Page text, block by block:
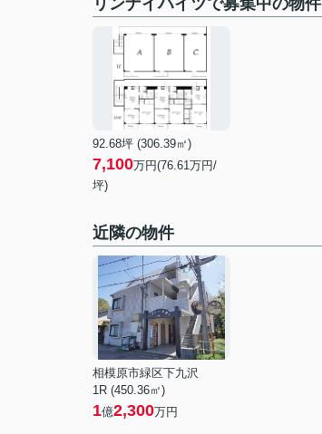
リンナイハイツで募集中の物件
92.68坪 (306.39㎡)
7,100万円(76.61万円/
坪)
近隣の物件
相模原市緑区下九沢
1R (450.36㎡)
1億2,300万円